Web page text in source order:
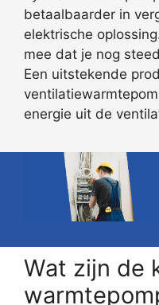
betaalbaarder in
elektrische
mee dat je nog
Een uitstekende
energie uit de
Wat zijn de